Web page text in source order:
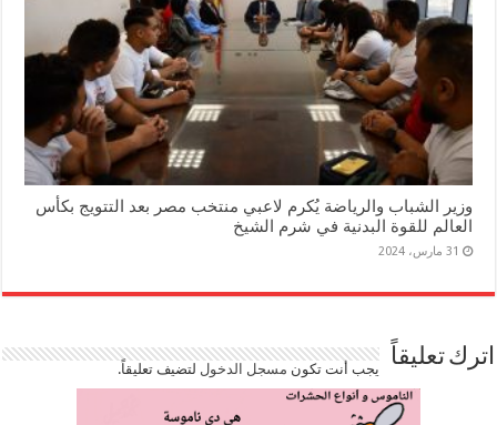
وزير الشباب والرياضة يُكرم لاعبي منتخب مصر بعد التتويج بكأس
العالم للقوة البدنية في شرم الشيخ
31 مارس، 2024
اترك تعليقاً يجب أنت تكون مسجل الدخوللتضيف تعليقاً.